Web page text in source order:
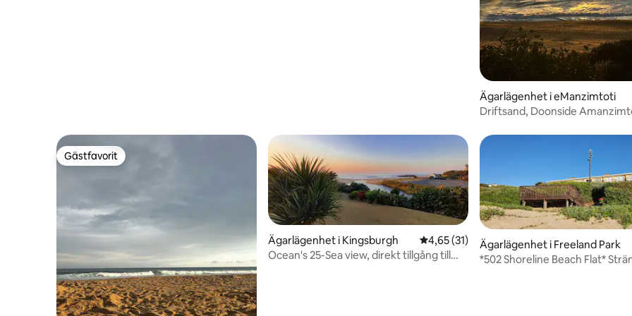
Ägarlägenhet i eManzimtoti
Driftsand, Doonside
Gästfavorit
Gästfavorit
Ägarlägenhet i Kingsburgh 4,65 av 5 i genomsnittligt betyg, 31
4,65 (31)
Ocean's 25-Sea view, direkt tillgång till
Ägarlägenhet i Freeland Park
*502 Shoreline Beach Flat*